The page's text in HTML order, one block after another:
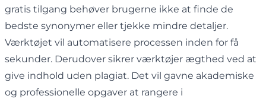
gratis tilgang behøver brugerne ikke at finde de
bedste synonymer eller tjekke mindre detaljer.
Værktøjet vil automatisere processen inden for få
sekunder. Derudover sikrer værktøjer ægthed ved at
give indhold uden plagiat. Det vil gavne akademiske
og professionelle opgaver at rangere i